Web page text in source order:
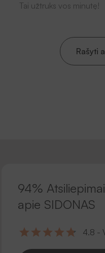
Tai užtruks vos minutę!
Rašyti
94% Atsiliepimai
apie SIDONAS
4.8 -